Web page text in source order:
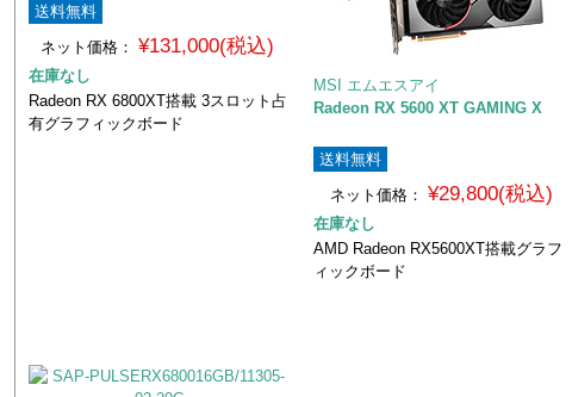
送料無料
ネット価格： ¥131,000(税込)
在庫なし
Radeon RX 6800XT搭載 3スロット占
有グラフィックボード
MSI エムエスアイ
Radeon RX 5600 XT GAMING X
送料無料
ネット価格：
¥29,800(税込)
在庫なし
AMD Radeon RX5600XT搭載グラフ
ィックボード